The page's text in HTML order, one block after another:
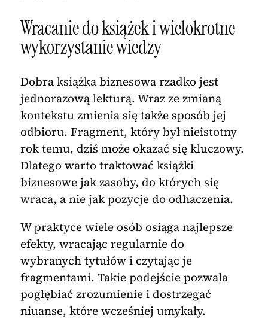
Wracanie do książek i wielokrotne
wykorzystanie wiedzy
Dobra książka biznesowa rzadko jest
jednorazową lekturą. Wraz ze zmianą
kontekstu zmienia się także sposób jej
odbioru. Fragment, który był nieistotny
rok temu, dziś może okazać się kluczowy.
Dlatego warto traktować książki
biznesowe jak zasoby, do których się
wraca, a nie jak pozycje do odhaczenia.
W praktyce wiele osób osiąga najlepsze
efekty, wracając regularnie do
wybranych tytułów i czytając je
fragmentami. Takie podejście pozwala
pogłębiać zrozumienie i dostrzegać
niuanse, które wcześniej umykały.